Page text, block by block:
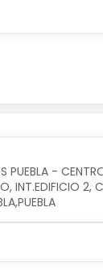
PUEBLA -
INT.EDIFICIO